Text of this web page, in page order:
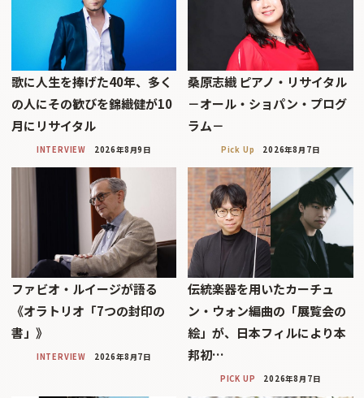
歌に人生を捧げた40年、多く
の人にその歓びを錦織健が10
月にリサイタル
INTERVIEW 2026年8月9日
桑原志織 ピアノ・リサイタル
－オール・ショパン・プログ
ラム－
Pick Up 2026年8月7日
ファビオ・ルイージが語る
《オラトリオ「7つの封印の
書」》
INTERVIEW 2026年8月7日
伝統楽器を用いたカーチュ
ン・ウォン編曲の「展覧会の
絵」が、日本フィルにより本
邦初…
PICK UP 2026年8月7日